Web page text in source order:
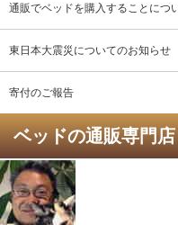
通販でベッドを購入することにつ
東日本大震災についてのお知らせ
寄付のご報告
ベッドの通販専門